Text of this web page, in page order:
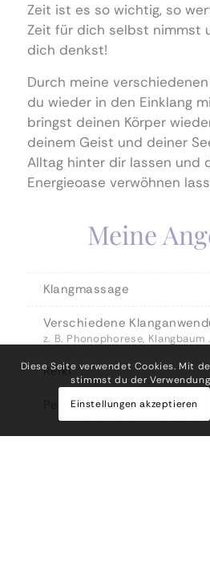
Zeit ist es so wichtig, so
Zeit für dich selbst nimmst
dich denkst!
Durch meine
du wieder in den Einklang
bringst deinen Körper
deinem Geist und deiner
Alltag hinter dir lassen und
Energieoase verwöhnen
Meine
Klangmassage
Verschiedene
z. B. Phonophorese, Klangbaum
Reiki
Pendeln
Diese Seite verwendet Cookies. Mit
stimmst du der
Einstellungen akzeptieren